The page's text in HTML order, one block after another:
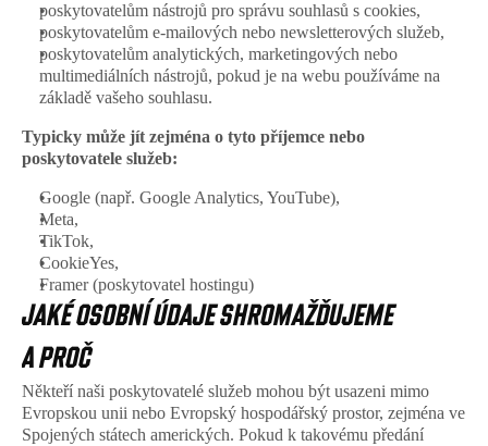
poskytovatelům nástrojů pro správu souhlasů s cookies,
poskytovatelům e-mailových nebo newsletterových služeb,
poskytovatelům analytických, marketingových nebo
multimediálních nástrojů, pokud je na webu používáme na
základě vašeho souhlasu.
Typicky může jít zejména o tyto příjemce nebo
poskytovatele služeb:
Google (např. Google Analytics, YouTube),
Meta,
TikTok,
CookieYes,
Framer (poskytovatel hostingu)
JAKÉ OSOBNÍ ÚDAJE SHROMAŽĎUJEME
A PROČ
Někteří naši poskytovatelé služeb mohou být usazeni mimo
Evropskou unii nebo Evropský hospodářský prostor, zejména ve
Spojených státech amerických. Pokud k takovému předání